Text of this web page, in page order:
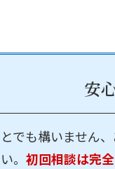
安
でも構いません
。初回相談は完